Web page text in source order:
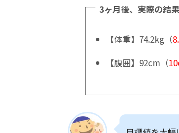
3ヶ月後、実際の結果
【体重】74.2kg（
【腹囲】92cm（